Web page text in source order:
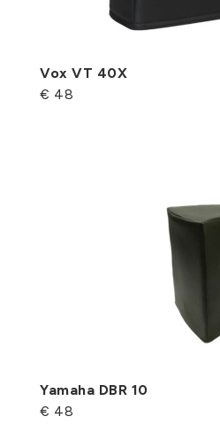
Vox VT 40X
€ 48
Yamaha DBR 10
€ 48